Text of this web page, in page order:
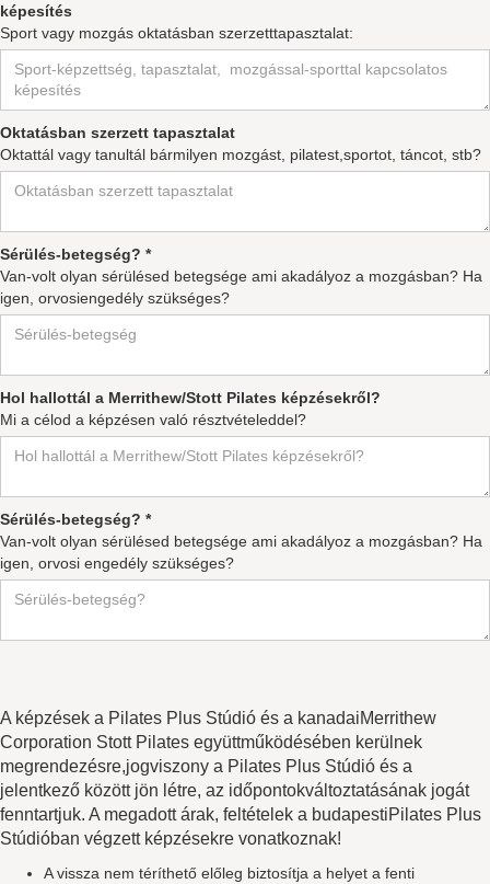
képesítés
Sport vagy mozgás oktatásban szerzetttapasztalat:
Oktatásban szerzett tapasztalat
Oktattál vagy tanultál bármilyen mozgást, pilatest,sportot, táncot, stb?
Sérülés-betegség? *
Van-volt olyan sérülésed betegsége ami akadályoz a mozgásban? Ha
igen, orvosiengedély szükséges?
Hol hallottál a Merrithew/Stott Pilates képzésekről?
Mi a célod a képzésen való résztvételeddel?
Sérülés-betegség? *
Van-volt olyan sérülésed betegsége ami akadályoz a mozgásban? Ha
igen, orvosi engedély szükséges?
A képzések a Pilates Plus Stúdió és a kanadaiMerrithew
Corporation Stott Pilates együttműködésében kerülnek
megrendezésre,jogviszony a Pilates Plus Stúdió és a
jelentkező között jön létre, az időpontokváltoztatásának jogát
fenntartjuk. A megadott árak, feltételek a budapestiPilates Plus
Stúdióban végzett képzésekre vonatkoznak!
A vissza nem téríthető előleg biztosítja a helyet a fenti